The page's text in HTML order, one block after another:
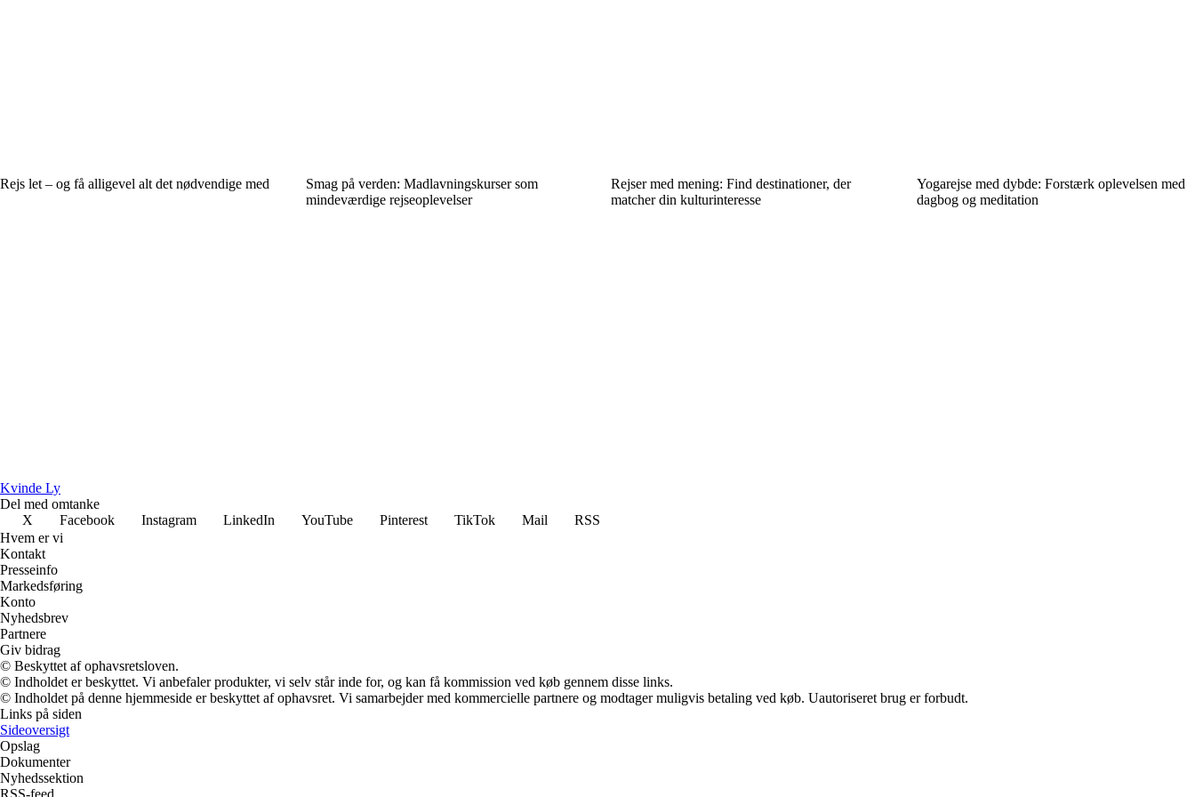
Rejs let – og få alligevel alt det nødvendige med
Smag på verden: Madlavningskurser som
mindeværdige rejseoplevelser
Rejser med mening: Find destinationer, der
matcher din kulturinteresse
Yogarejse med dybde: Forstærk oplevelsen med
dagbog og meditation
Kvinde Ly
Del med omtanke
X
Facebook Instagram LinkedIn YouTube Pinterest TikTok Mail
RSS
Hvem er vi
Kontakt
Presseinfo
Markedsføring
Konto
Nyhedsbrev
Partnere
Giv bidrag
© Beskyttet af ophavsretsloven.
© Indholdet er beskyttet. Vi anbefaler produkter, vi selv står inde for, og kan få kommission ved køb gennem disse links.
© Indholdet på denne hjemmeside er beskyttet af ophavsret. Vi samarbejder med kommercielle partnere og modtager muligvis betaling ved køb. Uautoriseret brug er forbudt.
Links på siden
Sideoversigt
Opslag
Dokumenter
Nyhedssektion
RSS-feed